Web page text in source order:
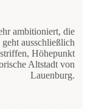
ambitioniert, die
ausschließlich
Höhepunkt
Altstadt von
Lauenburg.